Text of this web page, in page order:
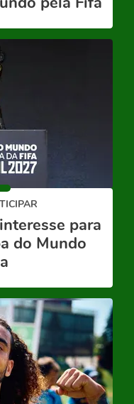
para
do Mundo